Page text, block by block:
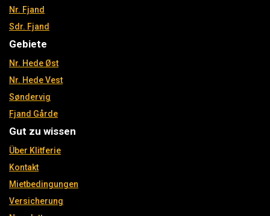
Nr. Fjand
Sdr. Fjand
Gebiete
Nr. Hede Øst
Nr. Hede Vest
Søndervig
Fjand Gårde
Gut zu wissen
Über Klitferie
Kontakt
Mietbedingungen
Versicherung